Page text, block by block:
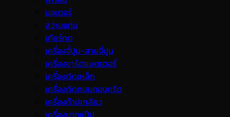
มอเตอร์
สว่านแท่น
เกียร์ทด
เครื่องจี้ปูน-สายจี้ปูน
เครื่องชาร์ตแบตเตอรี่
เครื่องดัดเหล็ก
เครื่องตัดถนนคอนกรีต
เครื่องต๊าปเกลียว
เครื่องบากแป๊ป